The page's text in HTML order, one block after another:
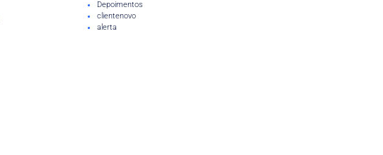
Depoimentos
clientenovo
alerta